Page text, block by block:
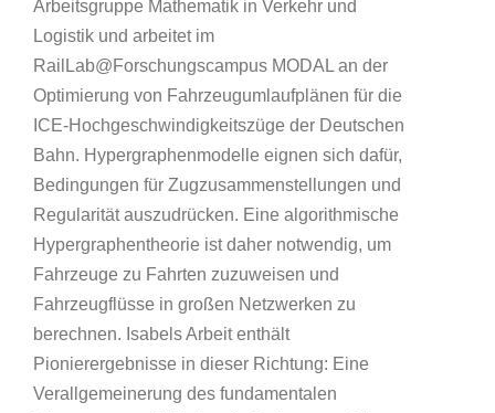
Arbeitsgruppe Mathematik in Verkehr und
Logistik und arbeitet im
RailLab@Forschungscampus MODAL an der
Optimierung von Fahrzeugumlaufplänen für die
ICE-Hochgeschwindigkeitszüge der Deutschen
Bahn. Hypergraphenmodelle eignen sich dafür,
Bedingungen für Zugzusammenstellungen und
Regularität auszudrücken. Eine algorithmische
Hypergraphentheorie ist daher notwendig, um
Fahrzeuge zu Fahrten zuzuweisen und
Fahrzeugflüsse in großen Netzwerken zu
berechnen. Isabels Arbeit enthält
Pionierergebnisse in dieser Richtung: Eine
Verallgemeinerung des fundamentalen